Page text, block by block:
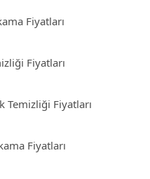
Fiyatları
Fiyatları
Temizliği Fiyatları
Fiyatları